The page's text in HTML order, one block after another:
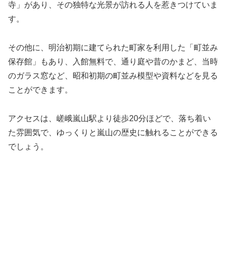
寺」があり、その独特な光景が訪れる人を惹きつけていま
す。
その他に、明治初期に建てられた町家を利用した「町並み
保存館」もあり、入館無料で、通り庭や昔のかまど、当時
のガラス窓など、昭和初期の町並み模型や資料などを見る
ことができます。
アクセスは、嵯峨嵐山駅より徒歩20分ほどで、落ち着い
た雰囲気で、ゆっくりと嵐山の歴史に触れることができる
でしょう。